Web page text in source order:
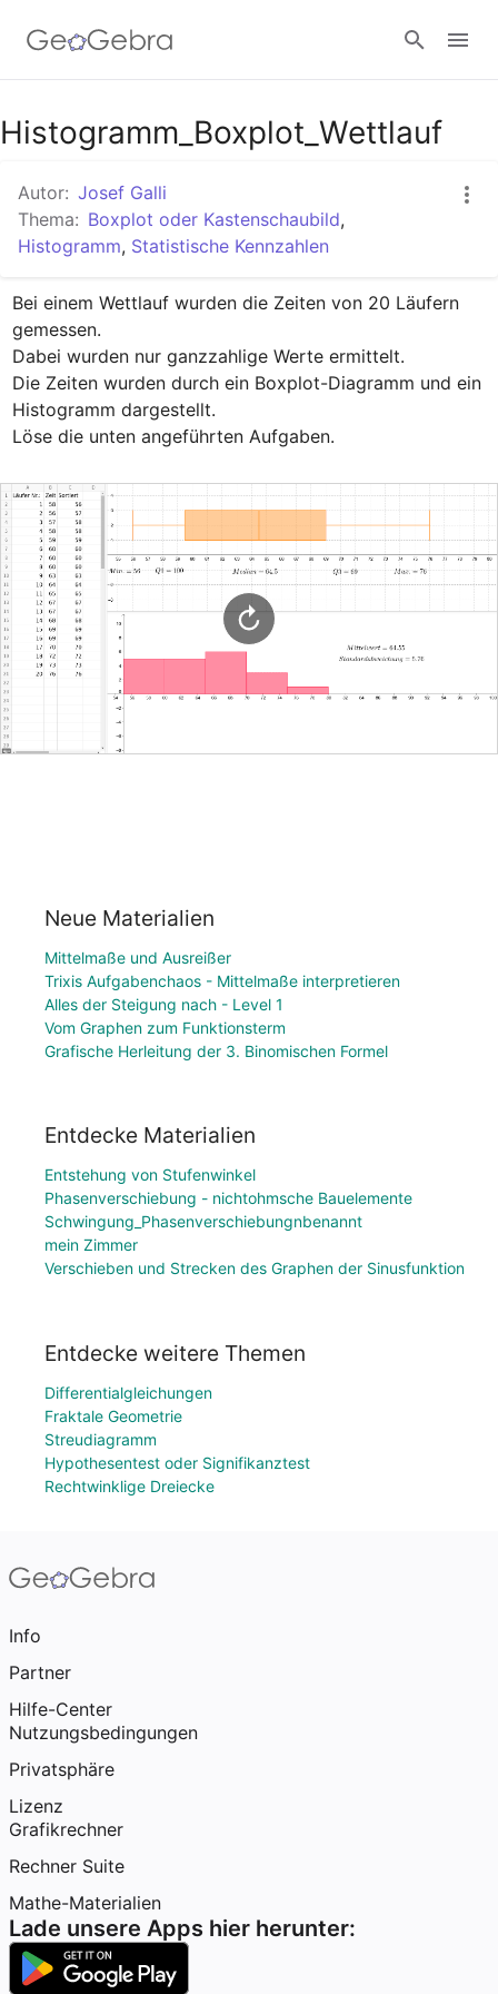
Google Classroom
GeoGebra Classroom
Histogramm_Boxplot_Wettlauf
Autor: Josef Galli
Thema: Boxplot oder Kastenschaubild,
Histogramm, Statistische Kennzahlen
Bei einem Wettlauf wurden die Zeiten von 20 Läufern
gemessen.
Dabei wurden nur ganzzahlige Werte ermittelt.
Die Zeiten wurden durch ein Boxplot-Diagramm und ein
Histogramm dargestellt.
Löse die unten angeführten Aufgaben.
Neue Materialien
Mittelmaße und Ausreißer
Trixis Aufgabenchaos - Mittelmaße interpretieren
Alles der Steigung nach - Level 1
Vom Graphen zum Funktionsterm
Grafische Herleitung der 3. Binomischen Formel
Entdecke Materialien
Entstehung von Stufenwinkel
Phasenverschiebung - nichtohmsche Bauelemente
Schwingung_Phasenverschiebungnbenannt
mein Zimmer
Verschieben und Strecken des Graphen der Sinusfunktion
Entdecke weitere Themen
Differentialgleichungen
Fraktale Geometrie
Streudiagramm
Hypothesentest oder Signifikanztest
Rechtwinklige Dreiecke
Info
Partner
Hilfe-Center
Nutzungsbedingungen
Privatsphäre
Lizenz
Grafikrechner
Rechner Suite
Mathe-Materialien
Lade unsere Apps hier herunter: